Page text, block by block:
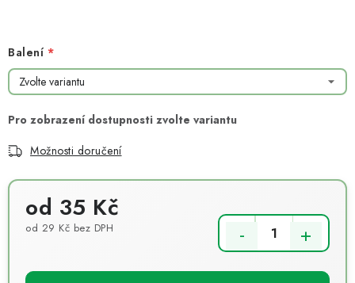
Balení
Možnosti doručení
od 35 Kč
od 29 Kč bez DPH